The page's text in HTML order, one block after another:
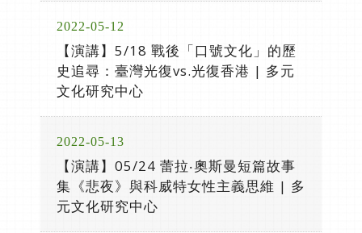
2022-05-12
【演講】5/18 戰後「口號文化」的歷
史追尋：臺灣光復vs.光復香港 | 多元
文化研究中心
2022-05-13
【演講】05/24 蕾拉‧奧斯曼短篇故事
集《悲夜》與科威特女性主義思維 | 多
元文化研究中心